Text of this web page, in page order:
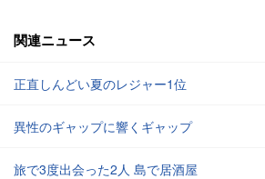
関連ニュース
正直しんどい夏のレジャー1位
異性のギャップに響くギャップ
旅で3度出会った2人 島で居酒屋